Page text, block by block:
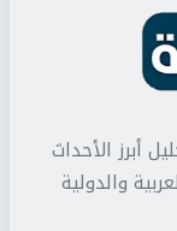
أبرز الأحداث
والدولية